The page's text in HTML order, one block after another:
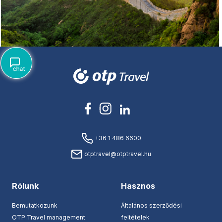
+36 1 486 6600
otptravel@otptravel.hu
Rólunk
Bemutatkozunk
OTP Travel management
Hasznos
Általános szerződési
feltételek